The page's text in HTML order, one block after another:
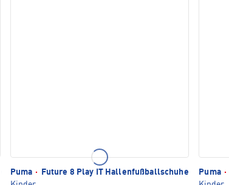
Puma ·
Future 8 Play IT Hallenfußballschuhe
Puma ·